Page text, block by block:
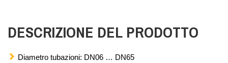
DESCRIZIONE DEL PRODOTTO
Diametro tubazioni: DN06 … DN65